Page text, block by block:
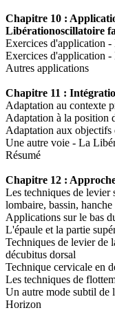
Chapitre 10 :
Libérationoscillatoire
Exercices d'application -
Exercices d'application -
Autres applications
Chapitre 11 :
Adaptation au contexte
Adaptation à la position
Adaptation aux objectifs
Une autre voie - La
Résumé
Chapitre 12 :
Les techniques de levier
lombaire, bassin, hanche
Applications sur le bas
L'épaule et la partie
Techniques de levier de
décubitus dorsal
Technique cervicale en
Les techniques de
Un autre mode subtil de
Horizon